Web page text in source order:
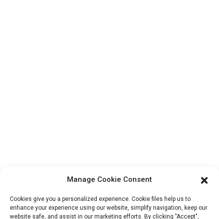
भेजेंगे।
Manage Cookie Consent
Cookies give you a personalized experience. Cookie files help us to
enhance your experience using our website, simplify navigation, keep our
website safe, and assist in our marketing efforts. By clicking "Accept",